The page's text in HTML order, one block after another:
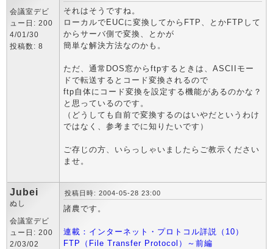
会議室デビ
ュー日: 200
4/01/30
投稿数: 8
それはそうですね。
ローカルでEUCに変換してからFTP、とかFTPして
からサーバ側で変換、とかが
簡単な解決方法なのかも。
ただ、通常DOS窓からftpするときは、ASCIIモー
ドで転送するとコード変換されるので
ftp自体にコード変換を設定する機能があるのかな？
と思っているのです。
（どうしても自前で変換するのはいやだというわけ
ではなく、参考までに知りたいです）
ご存じの方、いらっしゃいましたらご教示ください
ませ。
Jubei
ぬし
会議室デビ
ュー日: 200
2/03/02
投稿日時: 2004-05-28 23:00
諸農です。
連載：インターネット・プロトコル詳説（10）
FTP（File Transfer Protocol）～前編